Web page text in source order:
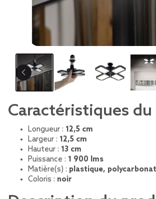
Caractéristiques
Longueur : 12,5 cm
Largeur : 12,5 cm
Hauteur : 13 cm
Puissance : 1 900 lms
Matière(s) : plastique,
Coloris : noir